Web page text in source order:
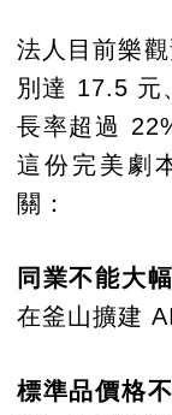
法人目前樂
別達 17.5 元
長率超過
這份完美劇
關：
同業不能大
在釜山擴建
標準品價格不